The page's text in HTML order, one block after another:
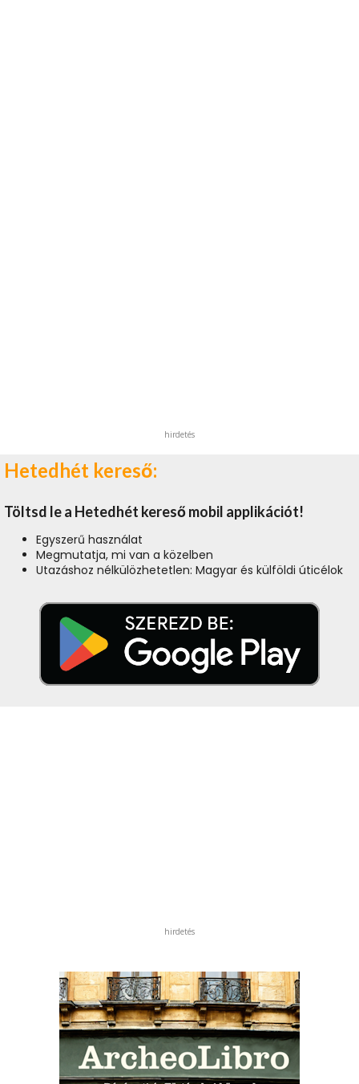
hirdetés
Hetedhét kereső:
Töltsd le a Hetedhét kereső mobil applikációt!
Egyszerű használat
Megmutatja, mi van a közelben
Utazáshoz nélkülözhetetlen: Magyar és külföldi úticélok
hirdetés